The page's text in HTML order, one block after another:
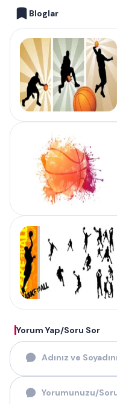
Bloglar
Yorum Yap/Soru Sor